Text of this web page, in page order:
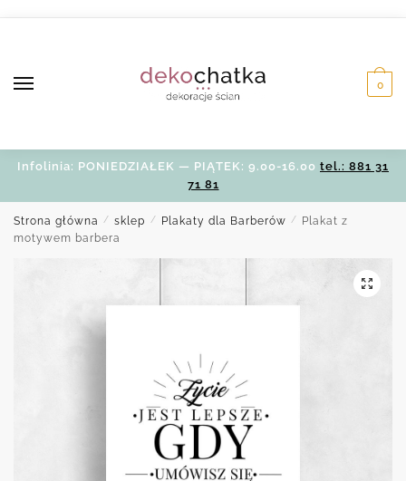
0
Infolinia: PONIEDZIAŁEK — PIĄTEK: 9.00-16.00 tel.: 881 31
71 81
Strona główna / sklep / Plakaty dla Barberów /
Plakat z
motywem barbera